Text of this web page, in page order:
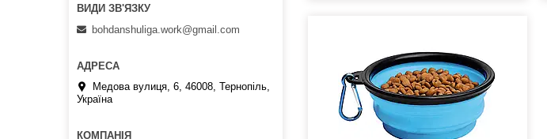
bohdanshuliga.work@gmail.com
Медова вулиця, 6, 46008, Тернопіль,
Україна